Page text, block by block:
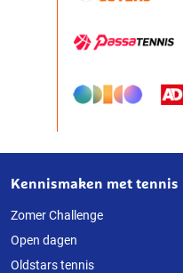
Over
deze
website
Kennismaken met tennis
Zomer Challenge
Open dagen
Oldstars tennis